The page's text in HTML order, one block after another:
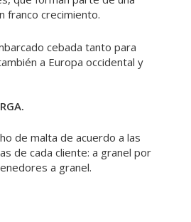
franco crecimiento.
cebada tanto para
a Europa occidental y
de malta de acuerdo a las
de cada cliente: a granel por
a granel.